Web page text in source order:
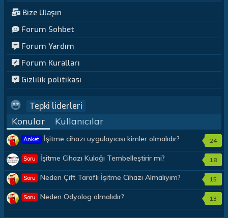
Bize Ulaşın
Forum Sohbet
Forum Yardım
Forum Kuralları
Gizlilik politikası
Tepki liderleri
Konular Kullanıcılar
Anket İşitme cihazı uygulayıcısı kimler olmalıdır? 24
Soru İşitme Cihazı Kulağı Tembelleştirir mi? 18
Soru Neden Çift Taraflı İşitme Cihazı Almalıyım? 15
Soru Neden Odyolog olmalıdır? 13